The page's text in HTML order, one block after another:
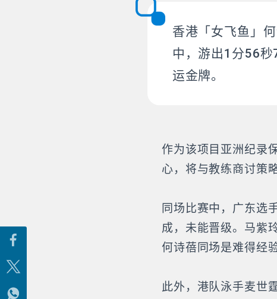
香港「女飞鱼」
中，游出1分56
运金牌。
作为该项目亚洲纪录
心，将与教练商讨策
同场比赛中，广东选
成，未能晋级。马紫
何诗蓓同场是难得经验
此外，港队泳手麦世